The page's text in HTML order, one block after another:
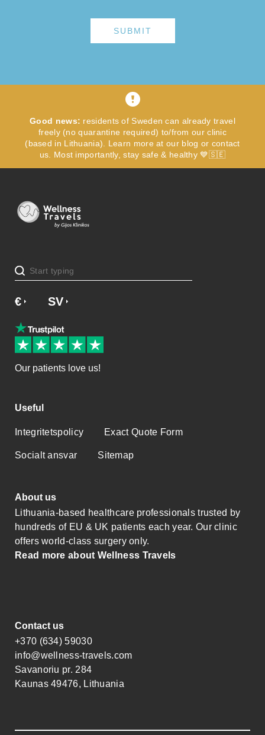
SUBMIT
Good news: residents of Sweden can already travel
freely (no quarantine required) to/from our clinic
(based in Lithuania). Learn more at our blog or contact
us. Most importantly, stay safe & healthy 💙🇸🇪
€ SV
Our patients love us!
Useful
Integritetspolicy Exact Quote Form
Socialt ansvar Sitemap
About us
Lithuania-based healthcare professionals trusted by
hundreds of EU & UK patients each year. Our clinic
offers world-class surgery only.
Read more about Wellness Travels
Contact us
+370 (634) 59030
info@wellness-travels.com
Savanoriu pr. 284
Kaunas 49476, Lithuania